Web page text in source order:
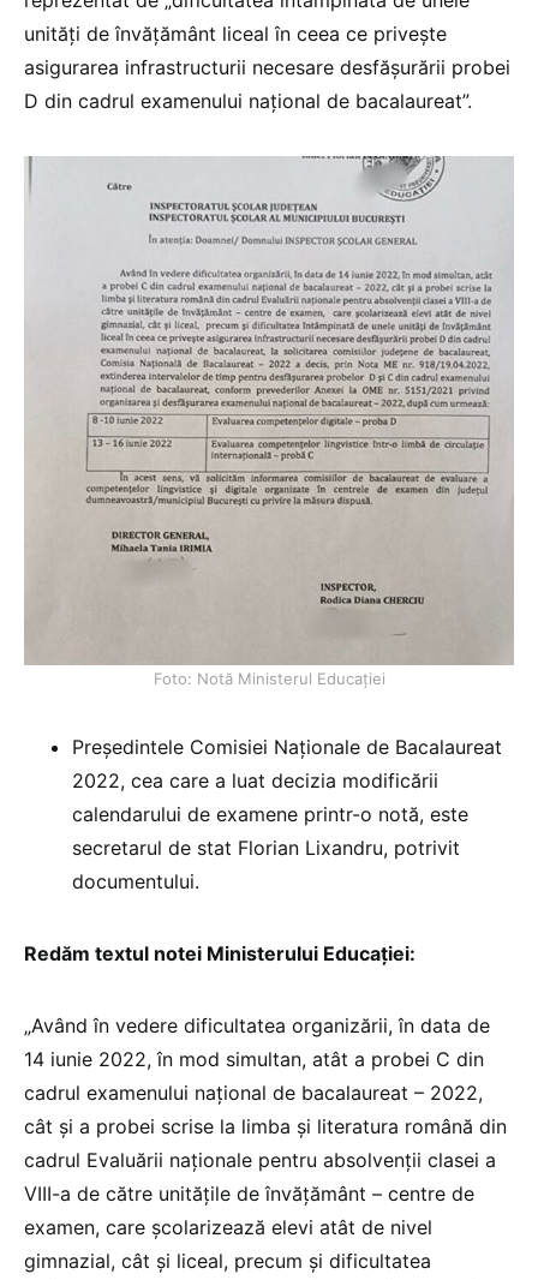
unități de învățământ liceal în ceea ce privește
asigurarea infrastructurii necesare desfășurării probei
D din cadrul examenului național de bacalaureat”.
Foto: Notă Ministerul Educației
Președintele Comisiei Naționale de Bacalaureat
2022, cea care a luat decizia modificării
calendarului de examene printr-o notă, este
secretarul de stat Florian Lixandru, potrivit
documentului.
Redăm textul notei Ministerului Educației:
„Având în vedere dificultatea organizării, în data de
14 iunie 2022, în mod simultan, atât a probei C din
cadrul examenului național de bacalaureat – 2022,
cât și a probei scrise la limba și literatura română din
cadrul Evaluării naționale pentru absolvenții clasei a
VIII-a de către unitățile de învățământ – centre de
examen, care școlarizează elevi atât de nivel
gimnazial, cât și liceal, precum și dificultatea